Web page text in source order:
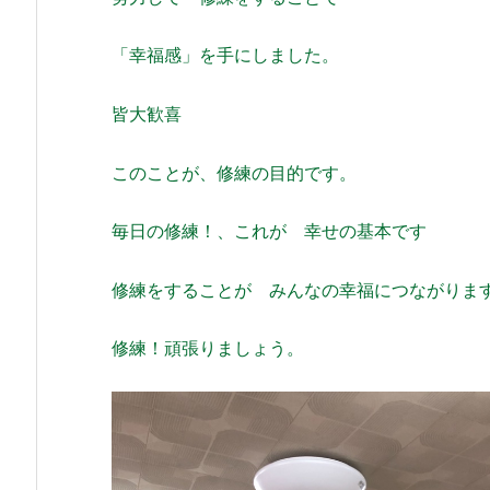
「幸福感」を手にしました。
皆大歓喜
このことが、修練の目的です。
毎日の修練！、これが 幸せの基本です
修練をすることが みんなの幸福につながりま
修練！頑張りましょう。